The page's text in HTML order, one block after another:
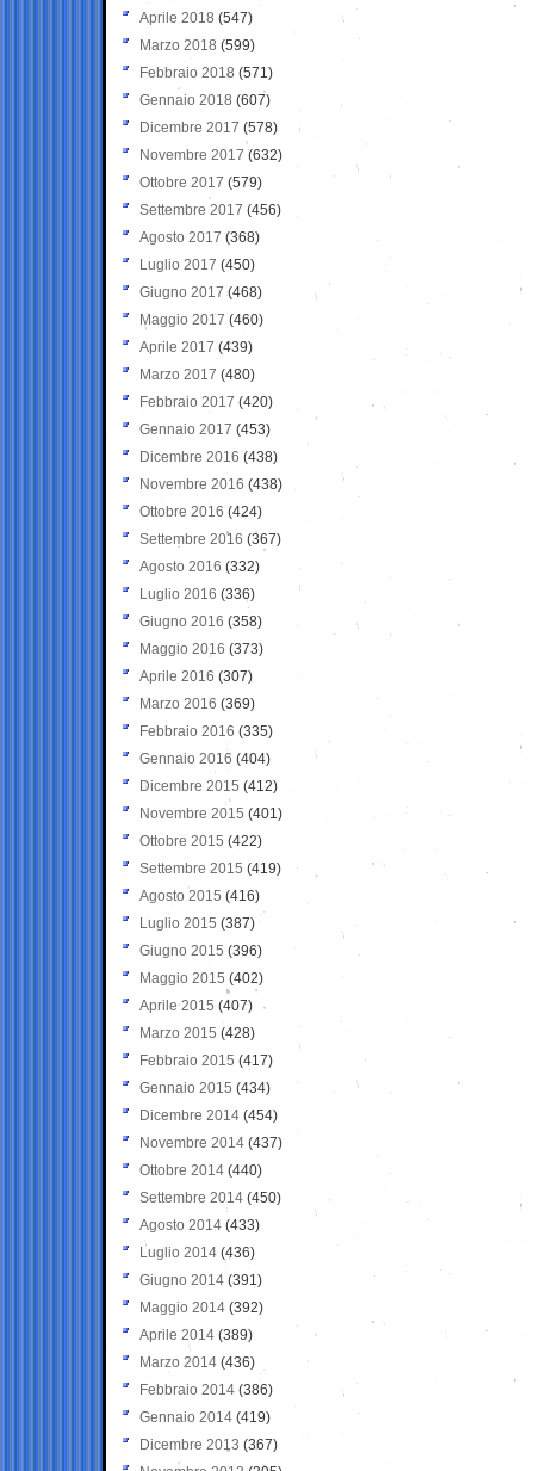
Aprile 2018 (547)
Marzo 2018 (599)
Febbraio 2018 (571)
Gennaio 2018 (607)
Dicembre 2017 (578)
Novembre 2017 (632)
Ottobre 2017 (579)
Settembre 2017 (456)
Agosto 2017 (368)
Luglio 2017 (450)
Giugno 2017 (468)
Maggio 2017 (460)
Aprile 2017 (439)
Marzo 2017 (480)
Febbraio 2017 (420)
Gennaio 2017 (453)
Dicembre 2016 (438)
Novembre 2016 (438)
Ottobre 2016 (424)
Settembre 2016 (367)
Agosto 2016 (332)
Luglio 2016 (336)
Giugno 2016 (358)
Maggio 2016 (373)
Aprile 2016 (307)
Marzo 2016 (369)
Febbraio 2016 (335)
Gennaio 2016 (404)
Dicembre 2015 (412)
Novembre 2015 (401)
Ottobre 2015 (422)
Settembre 2015 (419)
Agosto 2015 (416)
Luglio 2015 (387)
Giugno 2015 (396)
Maggio 2015 (402)
Aprile 2015 (407)
Marzo 2015 (428)
Febbraio 2015 (417)
Gennaio 2015 (434)
Dicembre 2014 (454)
Novembre 2014 (437)
Ottobre 2014 (440)
Settembre 2014 (450)
Agosto 2014 (433)
Luglio 2014 (436)
Giugno 2014 (391)
Maggio 2014 (392)
Aprile 2014 (389)
Marzo 2014 (436)
Febbraio 2014 (386)
Gennaio 2014 (419)
Dicembre 2013 (367)